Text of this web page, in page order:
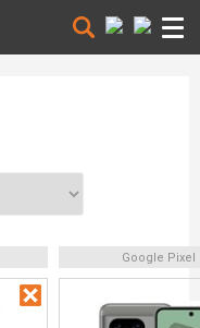
Google Pixel